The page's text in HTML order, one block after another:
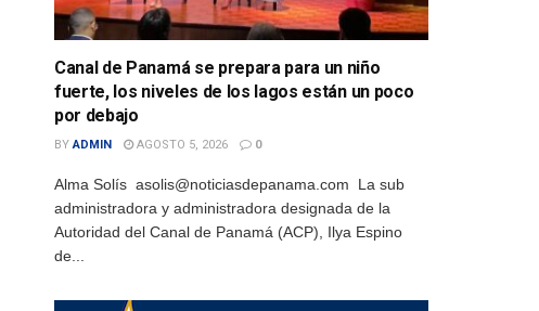
Canal de Panamá se prepara para un niño
fuerte, los niveles de los lagos están un poco
por debajo
BY ADMIN AGOSTO 5, 2026 0
Alma Solís asolis@noticiasdepanama.com La sub
administradora y administradora designada de la
Autoridad del Canal de Panamá (ACP), Ilya Espino
de...